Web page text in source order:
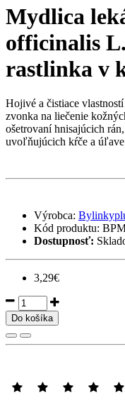
Mydlica
officinalis
rastlinka v
Hojivé a čistiace
zvonka na liečenie
ošetrovaní hnisajúcich
uvoľňujúcich kŕče a
Výrobca:
Kód produktu:
Dostupnosť:
3,29€
Do košíka